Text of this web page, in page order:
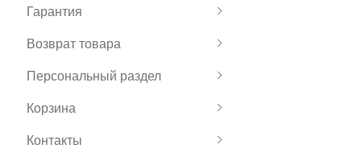
Гарантия
Возврат товара
Персональный раздел
Корзина
Контакты